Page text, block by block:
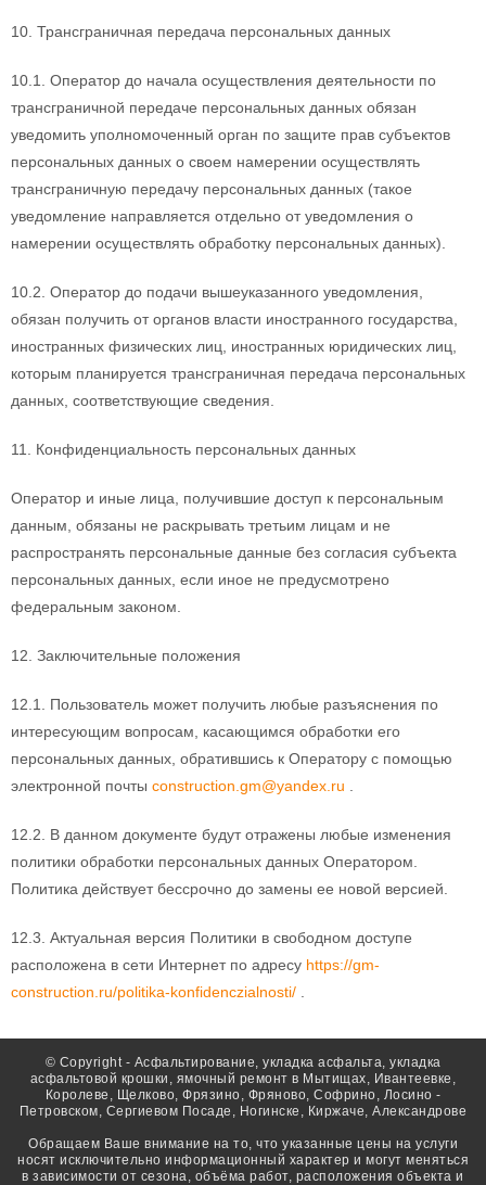
10. Трансграничная передача персональных данных
10.1. Оператор до начала осуществления деятельности по
трансграничной передаче персональных данных обязан
уведомить уполномоченный орган по защите прав субъектов
персональных данных о своем намерении осуществлять
трансграничную передачу персональных данных (такое
уведомление направляется отдельно от уведомления о
намерении осуществлять обработку персональных данных).
10.2. Оператор до подачи вышеуказанного уведомления,
обязан получить от органов власти иностранного государства,
иностранных физических лиц, иностранных юридических лиц,
которым планируется трансграничная передача персональных
данных, соответствующие сведения.
11. Конфиденциальность персональных данных
Оператор и иные лица, получившие доступ к персональным
данным, обязаны не раскрывать третьим лицам и не
распространять персональные данные без согласия субъекта
персональных данных, если иное не предусмотрено
федеральным законом.
12. Заключительные положения
12.1. Пользователь может получить любые разъяснения по
интересующим вопросам, касающимся обработки его
персональных данных, обратившись к Оператору с помощью
электронной почты construction.gm@yandex.ru
12.2. В данном документе будут отражены любые изменения
политики обработки персональных данных Оператором.
Политика действует бессрочно до замены ее новой версией.
12.3. Актуальная версия Политики в свободном доступе
расположена в сети Интернет по адресу https://gm-
construction.ru/politika-konfidenczialnosti/
© Copyright - Асфальтирование, укладка асфальта, укладка
асфальтовой крошки, ямочный ремонт в Мытищах, Ивантеевке,
Королеве, Щелково, Фрязино, Фряново, Софрино, Лосино -
Петровском, Сергиевом Посаде, Ногинске, Киржаче, Александрове
Обращаем Ваше внимание на то, что указанные цены на услуги
носят исключительно информационный характер и могут меняться
в зависимости от сезона, объёма работ, расположения объекта и